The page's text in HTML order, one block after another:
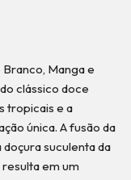
Manga e
clássico doce
tropicais e a
única. A fusão da
suculenta da
em um